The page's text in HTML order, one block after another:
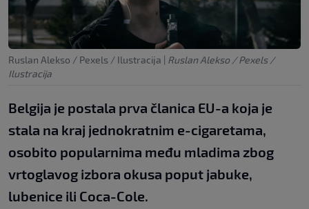
Ruslan Alekso / Pexels / Ilustracija | Ruslan Alekso / Pexels /
Ilustracija
Belgija je postala prva članica EU-a koja je
stala na kraj jednokratnim e-cigaretama,
osobito popularnima među mladima zbog
vrtoglavog izbora okusa poput jabuke,
lubenice ili Coca-Cole.